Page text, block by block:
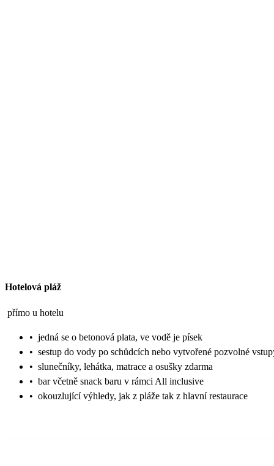
Hotelová pláž
přímo u hotelu
• jedná se o betonová plata, ve vodě je písek
• sestup do vody po schůdcích nebo vytvořené pozvolné
• slunečníky, lehátka, matrace a osušky zdarma
• bar včetně snack baru v rámci All inclusive
• okouzlující výhledy, jak z pláže tak z hlavní restaurace